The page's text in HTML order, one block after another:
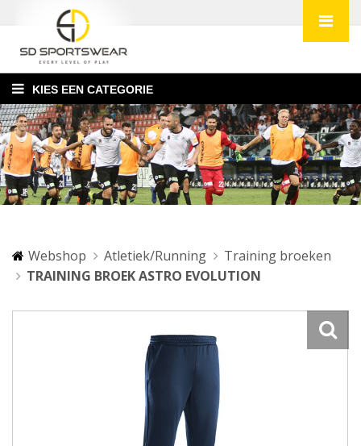
KIES EEN CATEGORIE
Webshop Atletiek/Running
Training broeken
TRAINING BROEK ASTRO EVOLUTION